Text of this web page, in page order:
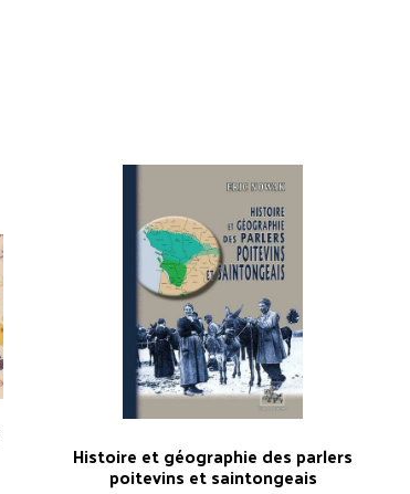
Histoire et géographie des parlers
poitevins et saintongeais